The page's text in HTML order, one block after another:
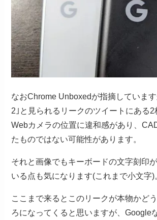
なおChrome Unboxedが指摘していま
2｣と見られるリークのツイートにある2
Webカメラの位置に違和感があり、
たものではない可能性があります。
それと画像でもキーボードの文字刻印
いる点も気になります(これまで小文字)
ここまで来るとこのリークが本物かど
ろになってくると思いますが、Google